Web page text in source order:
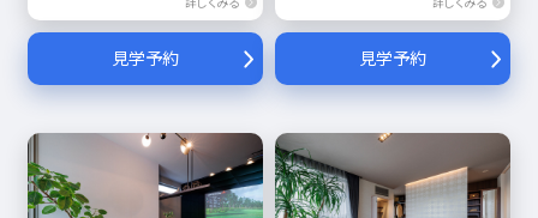
見学予約 見学予約